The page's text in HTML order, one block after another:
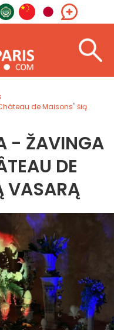
de Maisons" šią
- ŽAVINGA
DE
VASARĄ